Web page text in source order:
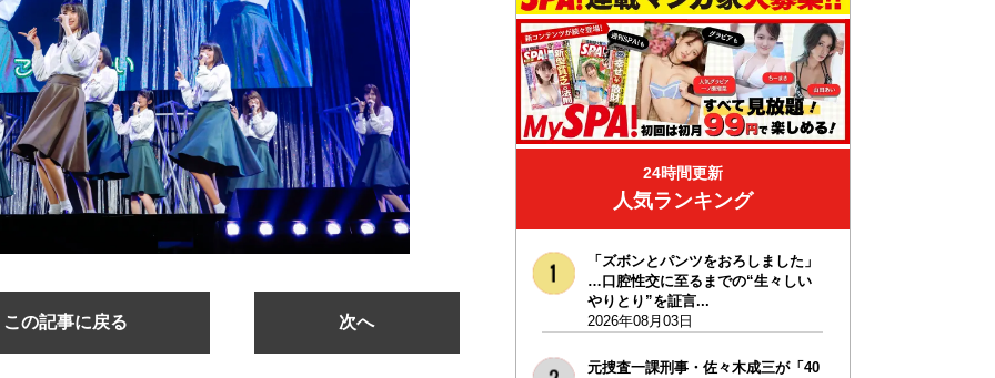
この記事に戻る 次へ
24時間更新
人気ランキング
「ズボンとパンツをおろしました」
…口腔性交に至るまでの“生々しい
やりとり”を証言...
2026年08月03日
元捜査一課刑事・佐々木成三が「40